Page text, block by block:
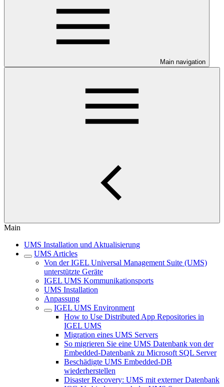
Main navigation
Main
UMS Installation und Aktualisierung
UMS Articles
Von der IGEL Universal Management Suite (UMS)
unterstützte Geräte
IGEL UMS Kommunikationsports
UMS Installation
Anpassung
IGEL UMS Environment
How to Use Distributed App Repositories in
IGEL UMS
Migration eines UMS Servers
So migrieren Sie eine UMS Datenbank von der
Embedded-Datenbank zu Microsoft SQL Server
Beschädigte UMS Embedded-DB
wiederherstellen
Disaster Recovery: UMS mit externer Datenbank